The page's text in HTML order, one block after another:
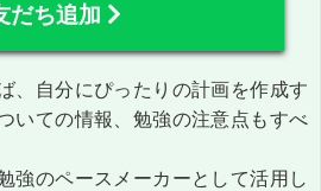
だち追加
、自分にぴったりの計画を作成す
いての情報、勉強の注意点もすべ
強のペースメーカーとして活用し